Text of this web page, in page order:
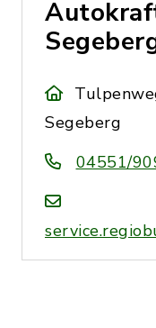
Segeberg
04551/